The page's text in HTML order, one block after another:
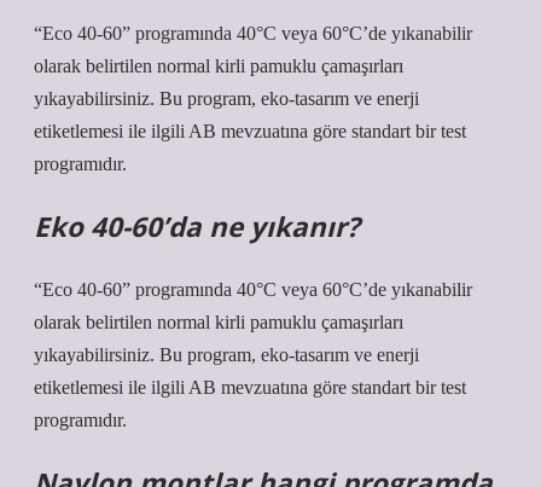
“Eco 40-60” programında 40°C veya 60°C’de yıkanabilir
olarak belirtilen normal kirli pamuklu çamaşırları
yıkayabilirsiniz. Bu program, eko-tasarım ve enerji
etiketlemesi ile ilgili AB mevzuatına göre standart bir test
programıdır.
Eko 40-60’da ne yıkanır?
“Eco 40-60” programında 40°C veya 60°C’de yıkanabilir
olarak belirtilen normal kirli pamuklu çamaşırları
yıkayabilirsiniz. Bu program, eko-tasarım ve enerji
etiketlemesi ile ilgili AB mevzuatına göre standart bir test
programıdır.